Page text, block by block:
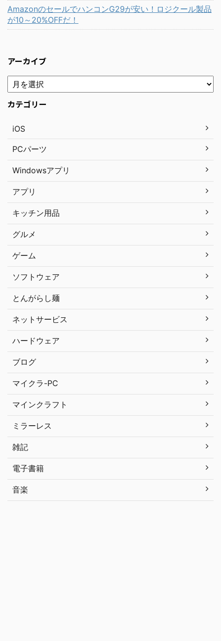
AmazonのセールでハンコンG29が安い！ロジクール製品
が10～20%OFFだ！
アーカイブ
カテゴリー
iOS
PCパーツ
Windowsアプリ
アプリ
キッチン用品
グルメ
ゲーム
ソフトウェア
とんがらし麺
ネットサービス
ハードウェア
ブログ
マイクラ-PC
マインクラフト
ミラーレス
雑記
電子書籍
音楽